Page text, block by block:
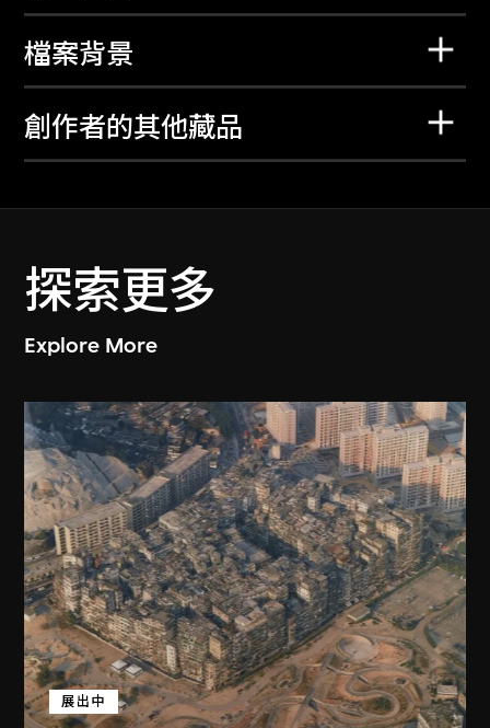
檔案背景
創作者的其他藏品
探索更多
Explore More
展出中